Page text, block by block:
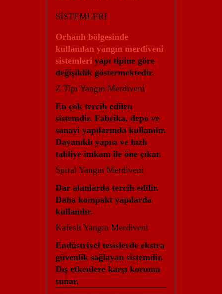
SİSTEMLERİ
Orhanlı bölgesinde
kullanılan yangın merdiveni
sistemleri yapı tipine göre
değişiklik göstermektedir.
Z Tipi Yangın Merdiveni
En çok tercih edilen
sistemdir. Fabrika, depo ve
sanayi yapılarında kullanılır.
Dayanıklı yapısı ve hızlı
tahliye imkanı ile öne çıkar.
Spiral Yangın Merdiveni
Dar alanlarda tercih edilir.
Daha kompakt yapılarda
kullanılır.
Kafesli Yangın Merdiveni
Endüstriyel tesislerde ekstra
güvenlik sağlayan sistemdir.
Dış etkenlere karşı koruma
sunar.